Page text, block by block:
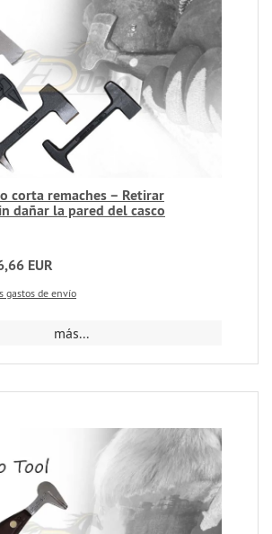
corta remaches – Retirar
dañar la pared del casco
EUR
gastos de envío
más...